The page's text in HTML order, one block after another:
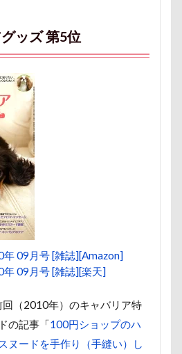
ッズ 第5位
年 09月号 [雑誌][Amazon]
年 09月号 [雑誌][楽天]
（2010年）のキャバリア特
の記事「100円ショップのハ
ヌードを手作り（手縫い）し
集合写真
長瀞屋 音雅
長瀞
友心平
リー
里山ドッグランサム
高原SA
鰻
コネ
食事風景
願い事メーカー
願い事
診断メーカー
り温泉
豆キャッチ
読者投稿
誤飲
診察台 越谷市
記念日